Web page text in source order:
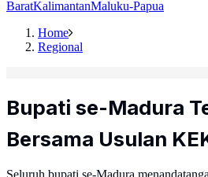
BaratKalimantanMaluku-Papua
Home
Regional
Bupati se-Madura
Bersama Usulan